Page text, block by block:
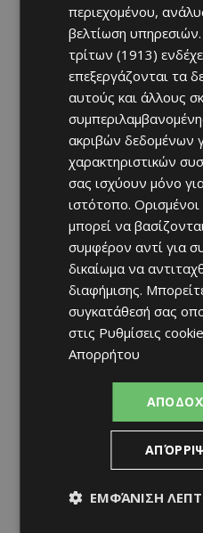
περιεχομένου,
βελτίωση υπηρεσιών.
τρίτων (1913)
επεξεργάζονται τα
αυτούς και άλλους
ακριβών δεδομένων
χαρακτηριστικών
σας ισχύουν μόνο
ιστότοπο.
μπορεί να
συμφέρον αντί για
δικαίωμα να
διαφήμισης.
συγκατάθεσή σας
στις Ρυθμίσεις
Απορρήτου
ΕΜΦΆΝΙΣΗ